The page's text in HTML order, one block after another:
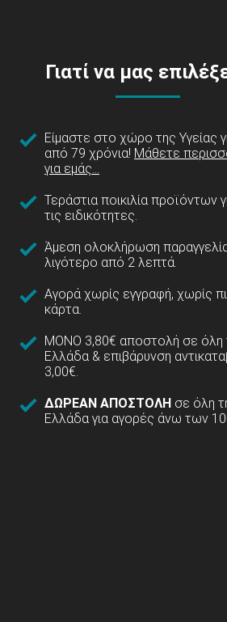
Γιατί να μας
Είμαστε στο χώρο της Υγείας
από 79 χρόνια! Μάθετε
για εμάς...
Τεράστια ποικιλία προϊόντων
τις ειδικότητες.
Άμεση ολοκλήρωση
λιγότερο από 2 λεπτά.
Αγορά χωρίς εγγραφή, χωρίς
κάρτα.
ΜΟΝΟ 3,80€ αποστολή σε όλη
Ελλάδα & επιβάρυνση
3,00€.
ΔΩΡΕΑΝ ΑΠΟΣΤΟΛΗ σε όλη
Ελλάδα για αγορές άνω των